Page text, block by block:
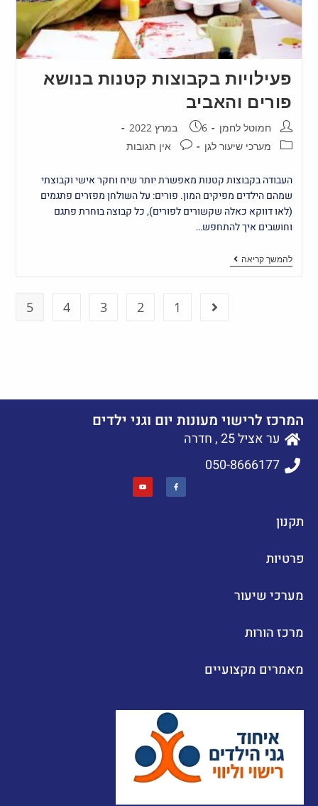
פעילויות בקבוצות קטנות בנושא
פורים והאביב
חמוטל לחמן
6 במרץ 2022
מערכי שיעור לגן
אין תגובות
העבודה בקבוצות קטנות מאפשרת יותר שיח וחקר אישי וקבוצתי
שמהם הילדים מפיקים המון. פורים: על השולחן מפזרים פתגמים
(לאו דווקא כאלה שקשורים לפורים), כל קבוצה בוחרת פתגם
וחושבים איך להתחפש…
להמשך קריאה
1
2
3
4
5
המרכז לרישוי מעונות יום וגני ילדים
ער אציל 25 , חדרה
050-8666177
תקנון
פרטיות
מערכי שיעור
מרכז הורות
מאמרים מקצועיים